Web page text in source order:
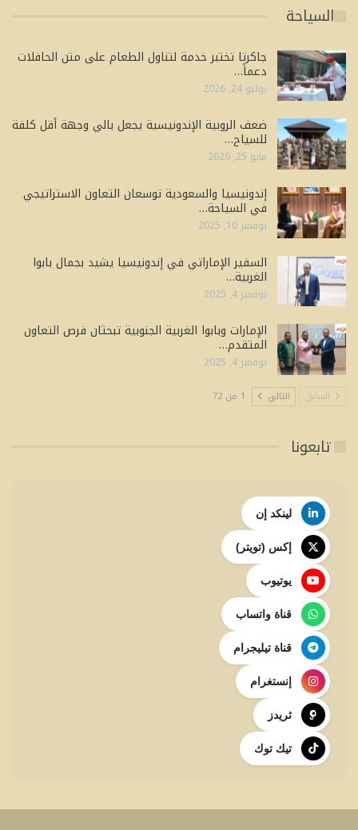
السياحة
جاكرتا تختبر خدمة لتناول الطعام على متن الحافلات
دعماً…
يوليو 24, 2026
ضعف الروبية الإندونيسية يجعل بالي وجهة أقل كلفة
للسياح…
مايو 25, 2026
إندونيسيا والسعودية توسعان التعاون الاستراتيجي
في السياحة…
نوفمبر 10, 2025
السفير الإماراتي في إندونيسيا يشيد بجمال بابوا
الغربية…
نوفمبر 4, 2025
الإمارات وبابوا الغربية الجنوبية تبحثان فرص التعاون
المتقدم…
نوفمبر 4, 2025
السابق التالي 1 من 72
تابعونا
لينكد إن
إكس (تويتر)
يوتيوب
قناة واتساب
قناة تيليجرام
إنستغرام
ثريدز
تيك توك